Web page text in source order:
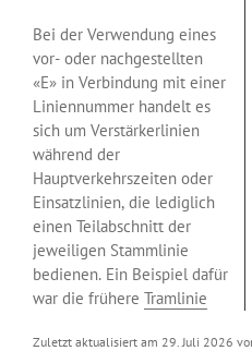
Bei der Verwendung eines
vor- oder nachgestellten
«E» in Verbindung mit einer
Liniennummer handelt es
sich um Verstärkerlinien
während der
Hauptverkehrszeiten oder
Einsatzlinien, die lediglich
einen Teilabschnitt der
jeweiligen Stammlinie
bedienen. Ein Beispiel dafür
war die frühere Tramlinie
Zuletzt aktualisiert am 29. Juli 2026